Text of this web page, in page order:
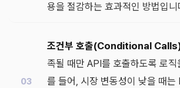
용을 절감하는 효과적인 방법입니
조건부 호출(Conditional
족될 때만 API를 호출하도록 로직
를 들어, 시장 변동성이 낮을 때